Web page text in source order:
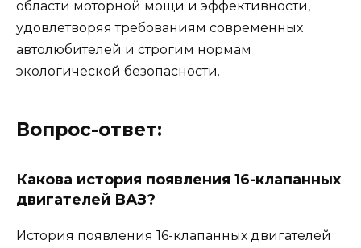
области моторной мощи и эффективности,
удовлетворяя требованиям современных
автолюбителей и строгим нормам
экологической безопасности.
Вопрос-ответ:
Какова история появления 16-клапанных
двигателей ВАЗ?
История появления 16-клапанных двигателей